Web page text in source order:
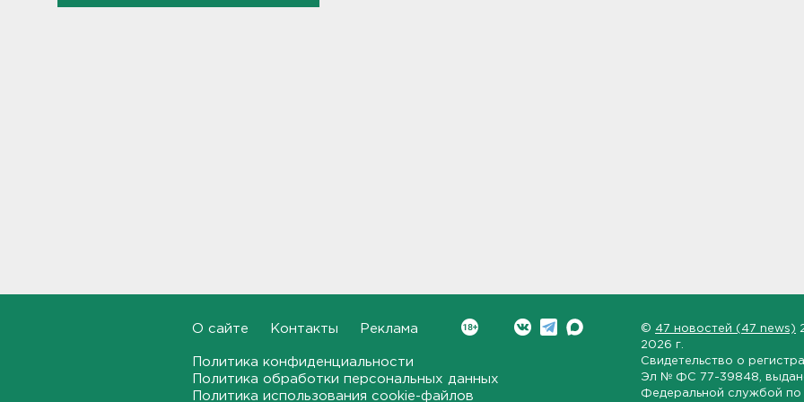
сердца. На что указывает пот
О сайте Контакты Реклама
Политика конфиденциальности
Политика обработки персональных данных
Политика использования cookie-файлов
© 47 новостей (47 news)
2026 г.
Свидетельство о
Эл № ФС 77-39848 ,
Федеральной службой по